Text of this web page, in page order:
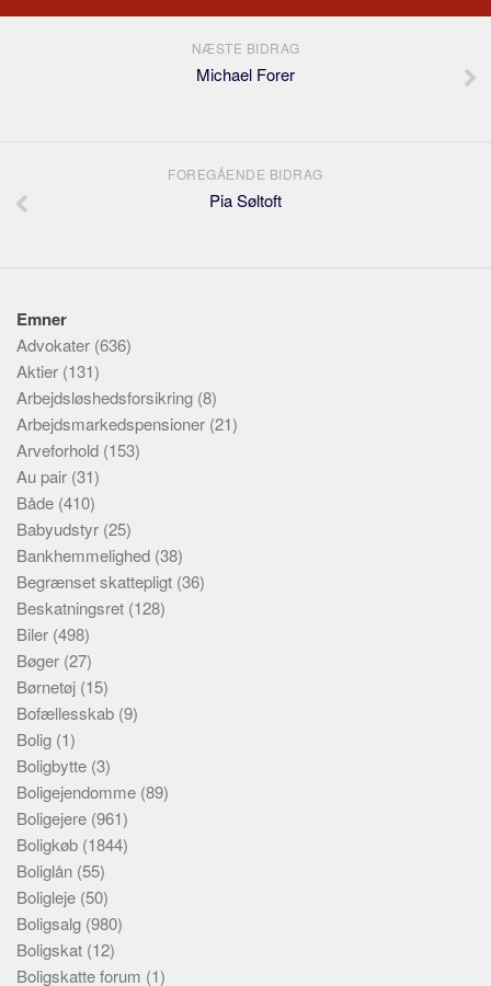
NÆSTE BIDRAG
Michael Forer
FOREGÅENDE BIDRAG
Pia Søltoft
Emner
Advokater (636)
Aktier (131)
Arbejdsløshedsforsikring (8)
Arbejdsmarkedspensioner (21)
Arveforhold (153)
Au pair (31)
Både (410)
Babyudstyr (25)
Bankhemmelighed (38)
Begrænset skattepligt (36)
Beskatningsret (128)
Biler (498)
Bøger (27)
Børnetøj (15)
Bofællesskab (9)
Bolig (1)
Boligbytte (3)
Boligejendomme (89)
Boligejere (961)
Boligkøb (1844)
Boliglån (55)
Boligleje (50)
Boligsalg (980)
Boligskat (12)
Boligskatte forum (1)